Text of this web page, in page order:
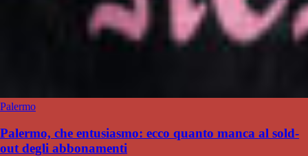
Palermo
Palermo, che entusiasmo: ecco quanto manca al sold-
out degli abbonamenti